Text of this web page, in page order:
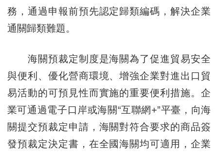
務，通過申報前預先認定歸類編碼，解決企業
通關歸類難題。
海關預裁定制度是海關為了促進貿易安全
與便利、優化營商環境、增強企業對進出口貿
易活動的可預見性而實施的重要便利措施。企
業可通過電子口岸或海關“互聯網+”平臺，向海
關提交預裁定申請，海關對符合要求的商品簽
發預裁定決定書，在全國海關均可適用，企業